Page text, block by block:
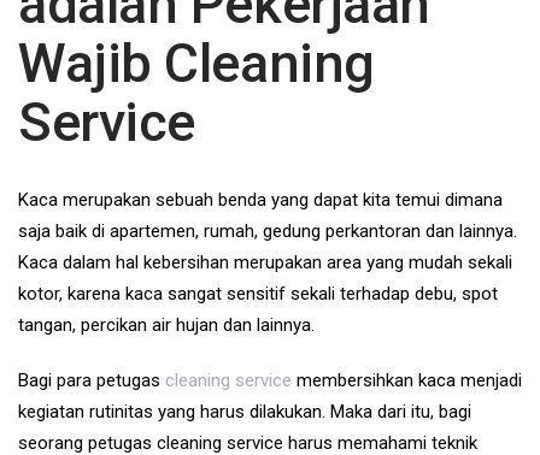
Wajib Cleaning
Service
Kaca merupakan sebuah benda yang dapat kita temui dimana
saja baik di apartemen, rumah, gedung perkantoran dan lainnya.
Kaca dalam hal kebersihan merupakan area yang mudah sekali
kotor, karena kaca sangat sensitif sekali terhadap debu, spot
tangan, percikan air hujan dan lainnya.
Bagi para petugas cleaning service membersihkan kaca menjadi
kegiatan rutinitas yang harus dilakukan. Maka dari itu, bagi
seorang petugas cleaning service harus memahami teknik